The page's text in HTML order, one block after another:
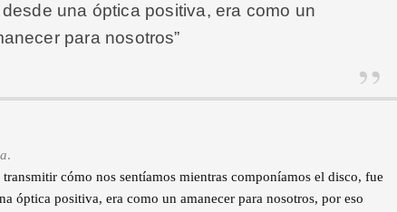
una óptica positiva, era como un
para nosotros”
.
transmitir cómo nos sentíamos mientras componíamos el disco, fue
óptica positiva, era como un amanecer para nosotros, por eso